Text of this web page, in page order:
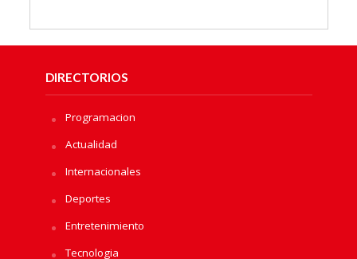
DIRECTORIOS
Programacion
Actualidad
Internacionales
Deportes
Entretenimiento
Tecnologia